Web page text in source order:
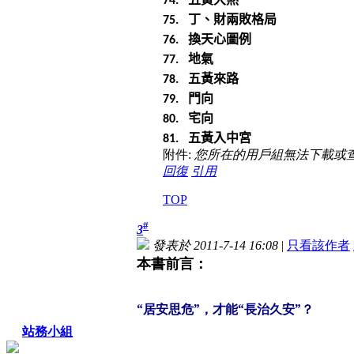
75. 丁、財兩敗格局
76. 換天心圖例
77. 地氣
78. 五黃來路
79. 門向
80. 宅向
81. 五黃入中宮
附件: 您所在的用戶組無法下載或
回復 引用
TOP
站務小組
3#
發表於 2011-7-14 16:08 | 只看該作者
本書前言：
“居安思危”，才能“長治久安”？